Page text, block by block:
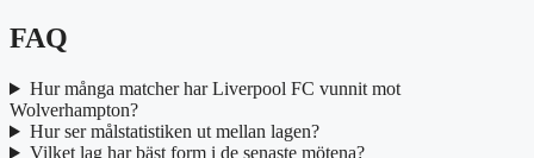
FAQ
Hur många matcher har Liverpool FC vunnit mot
Wolverhampton?
Hur ser målstatistiken ut mellan lagen?
Vilket lag har bäst form i de senaste mötena?